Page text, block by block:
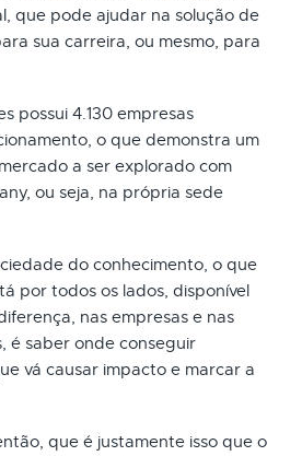
que pode ajudar na solução de
sua carreira, ou mesmo, para
possui 4.130 empresas
o que demonstra um
a ser explorado com
ou seja, na própria sede
do conhecimento, o que
por todos os lados, disponível
nas empresas e nas
é saber onde conseguir
vá causar impacto e marcar a
que é justamente isso que o